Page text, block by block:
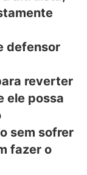
defensor
reverter
ele possa
sem sofrer
fazer o